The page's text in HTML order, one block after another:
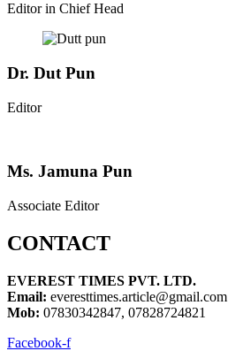
Editor in Chief Head
Dr. Dut Pun
Editor
Ms. Jamuna Pun
Associate Editor
CONTACT
EVEREST TIMES PVT. LTD.
Email: everesttimes.article@gmail.com
Mob: 07830342847, 07828724821
Facebook-f